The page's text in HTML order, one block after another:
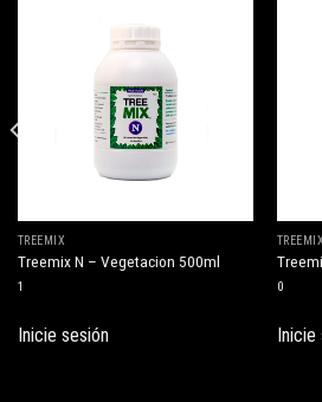
TREEMIX
Treemix N – Vegetacion 500ml
1
Inicie sesión
TREEMIX
0
Inicie